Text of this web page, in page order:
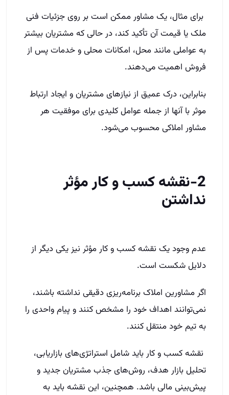
برای مثال، یک مشاور ممکن است بر روی جزئیات فنی
ملک یا قیمت آن تأکید کند، در حالی که مشتریان بیشتر
به عواملی مانند محل، امکانات محلی و خدمات پس از
فروش اهمیت می‌دهند.
بنابراین، درک عمیق از نیازهای مشتریان و ایجاد ارتباط
موثر با آنها از جمله عوامل کلیدی برای موفقیت هر
مشاور املاکی محسوب می‌شود.
2-نقشه کسب و کار مؤثر
نداشتن
عدم وجود یک نقشه کسب و کار مؤثر نیز یکی دیگر از
دلایل شکست است.
اگر مشاورین املاک برنامه‌ریزی دقیقی نداشته باشند،
نمی‌توانند اهداف خود را مشخص کنند و پیام واحدی را
به تیم خود منتقل کنند.
نقشه کسب و کار باید شامل استراتژی‌های بازاریابی،
تحلیل بازار هدف، روش‌های جذب مشتریان جدید و
پیش‌بینی مالی باشد. همچنین، این نقشه باید به